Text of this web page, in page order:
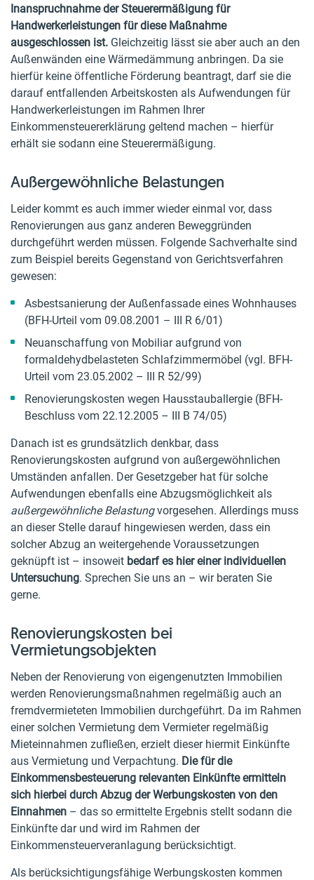
Inanspruchnahme der Steuerermäßigung für
Handwerkerleistungen für diese Maßnahme
ausgeschlossen ist. Gleichzeitig lässt sie aber auch an den
Außenwänden eine Wärmedämmung anbringen. Da sie
hierfür keine öffentliche Förderung beantragt, darf sie die
darauf entfallenden Arbeitskosten als Aufwendungen für
Handwerkerleistungen im Rahmen Ihrer
Einkommensteuererklärung geltend machen – hierfür
erhält sie sodann eine Steuerermäßigung.
Außergewöhnliche Belastungen
Leider kommt es auch immer wieder einmal vor, dass
Renovierungen aus ganz anderen Beweggründen
durchgeführt werden müssen. Folgende Sachverhalte sind
zum Beispiel bereits Gegenstand von Gerichtsverfahren
gewesen:
Asbestsanierung der Außenfassade eines Wohnhauses
(BFH-Urteil vom 09.08.2001 – III R 6/01)
Neuanschaffung von Mobiliar aufgrund von
formaldehydbelasteten Schlafzimmermöbel (vgl. BFH-
Urteil vom 23.05.2002 – III R 52/99)
Renovierungskosten wegen Hausstauballergie (BFH-
Beschluss vom 22.12.2005 – III B 74/05)
Danach ist es grundsätzlich denkbar, dass
Renovierungskosten aufgrund von außergewöhnlichen
Umständen anfallen. Der Gesetzgeber hat für solche
Aufwendungen ebenfalls eine Abzugsmöglichkeit als
außergewöhnliche Belastungvorgesehen. Allerdings muss
an dieser Stelle darauf hingewiesen werden, dass ein
solcher Abzug an weitergehende Voraussetzungen
geknüpft ist – insoweit bedarf es hier einer individuellen
Untersuchung. Sprechen Sie uns an – wir beraten Sie
gerne.
Renovierungskosten bei
Vermietungsobjekten
Neben der Renovierung von eigengenutzten Immobilien
werden Renovierungsmaßnahmen regelmäßig auch an
fremdvermieteten Immobilien durchgeführt. Da im Rahmen
einer solchen Vermietung dem Vermieter regelmäßig
Mieteinnahmen zufließen, erzielt dieser hiermit Einkünfte
aus Vermietung und Verpachtung. Die für die
Einkommensbesteuerung relevanten Einkünfte ermitteln
sich hierbei durch Abzug der Werbungskosten von den
Einnahmen – das so ermittelte Ergebnis stellt sodann die
Einkünfte dar und wird im Rahmen der
Einkommensteuerveranlagung berücksichtigt.
Als berücksichtigungsfähige Werbungskosten kommen